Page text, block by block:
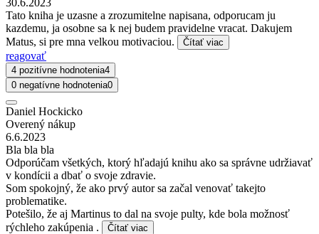
Tato kniha je uzasne a zrozumitelne napisana, odporucam ju
kazdemu, ja osobne sa k nej budem pravidelne vracat. Dakujem
Matus, si pre mna velkou motivaciou.
Čítať viac
reagovať
4 pozitívne hodnotenia4
0 negatívne hodnotenia0
Daniel Hockicko
Overený nákup
6.6.2023
Bla bla bla
Odporúčam všetkých, ktorý hľadajú knihu ako sa správne udržiavať
v kondícii a dbať o svoje zdravie.
Som spokojný, že ako prvý autor sa začal venovať takejto
problematike.
Potešilo, že aj Martinus to dal na svoje pulty, kde bola možnosť
rýchleho zakúpenia .
Čítať viac